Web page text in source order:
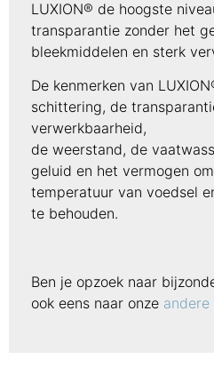
LUXION® de hoogste
transparantie zonder het
bleekmiddelen en sterk
De kenmerken van
schittering, de
verwerkbaarheid,
de weerstand, de
geluid en het vermogen
temperatuur van voedsel
te behouden.
Ben je opzoek naar
ook eens naar onze andere